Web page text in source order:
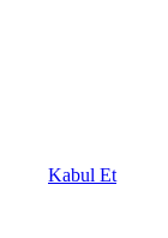
Kabul Et